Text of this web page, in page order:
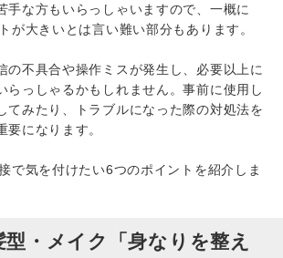
手な方もいらっしゃいますので、一概に
が大きいとは言い難い部分もあります。
の不具合や操作ミスが発生し、必要以上に
らっしゃるかもしれません。事前に使用し
てみたり、トラブルになった際の対処法を
要になります。
で気を付けたい6つのポイントを紹介しま
型・メイク「身なりを整え